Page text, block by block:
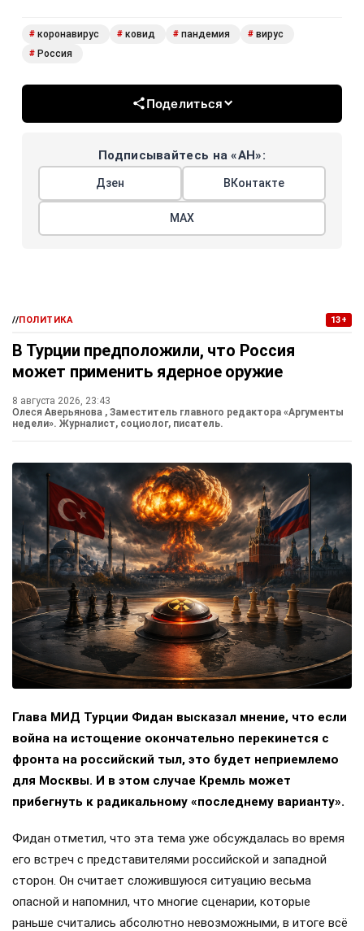
# коронавирус # ковид # пандемия # вирус
# Россия
Поделиться
Подписывайтесь на «АН»:
Дзен ВКонтакте
МАХ
//ПОЛИТИКА 13+
В Турции предположили, что Россия
может применить ядерное оружие
8 августа 2026, 23:43
Олеся Аверьянова , Заместитель главного редактора «Аргументы
недели». Журналист, социолог, писатель.
Глава МИД Турции Фидан высказал мнение, что если
война на истощение окончательно перекинется с
фронта на российский тыл, это будет неприемлемо
для Москвы. И в этом случае Кремль может
прибегнуть к радикальному «последнему варианту».
Фидан отметил, что эта тема уже обсуждалась во время
его встреч с представителями российской и западной
сторон. Он считает сложившуюся ситуацию весьма
опасной и напомнил, что многие сценарии, которые
раньше считались абсолютно невозможными, в итоге всё